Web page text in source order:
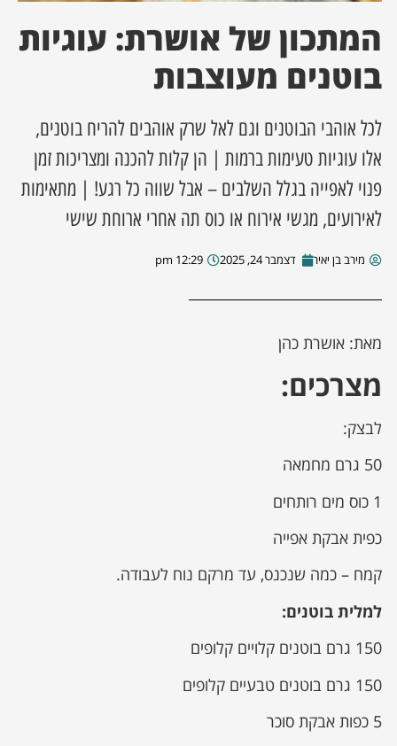
המתכון של אושרת: עוגיות
בוטנים מעוצבות
לכל אוהבי הבוטנים וגם לאל שרק אוהבים להריח בוטנים,
אלו עוגיות טעימות ברמות | הן קלות להכנה ומצריכות זמן
פנוי לאפייה בגלל השלבים – אבל שווה כל רגע! | מתאימות
לאירועים, מגשי אירוח או כוס תה אחרי ארוחת שישי
מירב בן יאיר דצמבר 24, 2025 12:29 pm
מאת: אושרת כהן
מצרכים:
לבצק:
50 גרם מחמאה
1 כוס מים רותחים
כפית אבקת אפייה
קמח – כמה שנכנס, עד מרקם נוח לעבודה.
למלית בוטנים:
150 גרם בוטנים קלויים קלופים
150 גרם בוטנים טבעיים קלופים
5 כפות אבקת סוכר